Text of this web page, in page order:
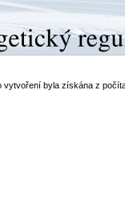
vytvoření byla získána z